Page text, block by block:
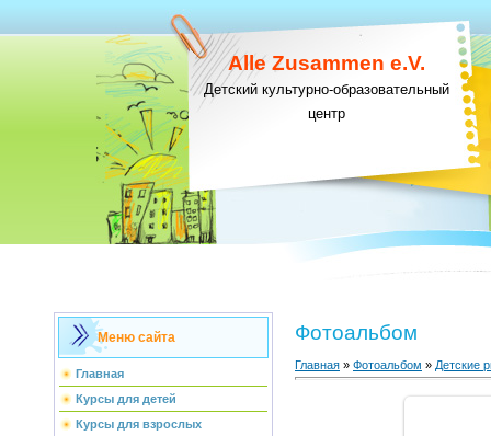
Alle Zusammen e.V.
Детский культурно-образовательный
центр
Меню сайта
Главная
Курсы для детей
Курсы для взрослых
Фотоальбом
Главная » Фотоальбом » Детские